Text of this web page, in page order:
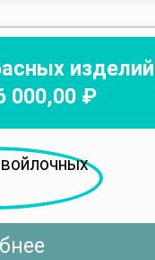
изделий
000,00 ₽